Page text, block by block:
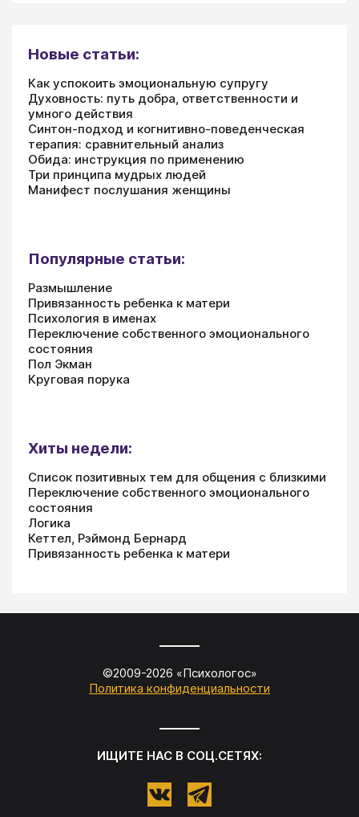
Новые статьи:
Как успокоить эмоциональную супругу
Духовность: путь добра, ответственности и
умного действия
Синтон-подход и когнитивно-поведенческая
терапия: сравнительный анализ
Обида: инструкция по применению
Три принципа мудрых людей
Манифест послушания женщины
Популярные статьи:
Размышление
Привязанность ребенка к матери
Психология в именах
Переключение собственного эмоционального
состояния
Пол Экман
Круговая порука
Хиты недели:
Список позитивных тем для общения с близкими
Переключение собственного эмоционального
состояния
Логика
Кеттел, Рэймонд Бернард
Привязанность ребенка к матери
©2009-2026 «Психологос»
Политика конфиденциальности
ИЩИТЕ НАС В СОЦ.СЕТЯХ: